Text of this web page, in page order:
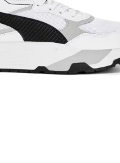
может абсолютно
на отделении почты!
и качества
детали товара и